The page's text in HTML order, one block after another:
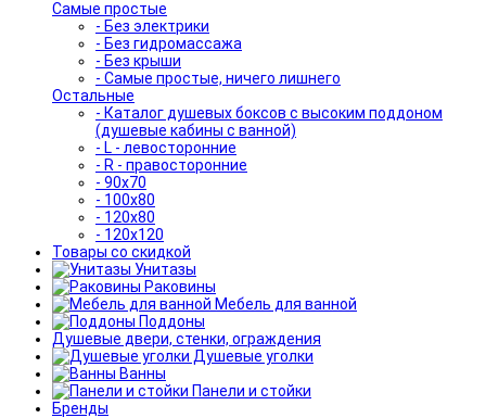
Самые простые
- Без электрики
- Без гидромассажа
- Без крыши
- Самые простые, ничего лишнего
Остальные
- Каталог душевых боксов с высоким поддоном
(душевые кабины с ванной)
- L - левосторонние
- R - правосторонние
- 90x70
- 100x80
- 120x80
- 120x120
Товары со скидкой
Унитазы
Раковины
Мебель для ванной
Поддоны
Душевые двери, стенки, ограждения
Душевые уголки
Ванны
Панели и стойки
Бренды